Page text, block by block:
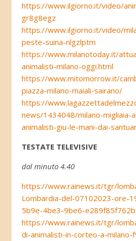
https://www.ilgiorno.it/video/
gr8g8egz
https://www.ilgiorno.it/video/
peste-suina-nlgzlptm
https://www.milanotoday.it/
animalisti-milano-oggi.html
https://www.mitomorrow.it/
piazza-milano-maiali-sairano/
https://
news/1434048/milano-migliaia-
animalisti-giu-le-mani-dai-
TESTATE TELEVISIVE
dal minuto 4.40
https://www.rainews.it/tgr/
Lombardia-del-07102023-ore-
5b9e-4be3-9be6-
https://www.rainews.it/tgr/
di-animalisti-in-corteo-a-